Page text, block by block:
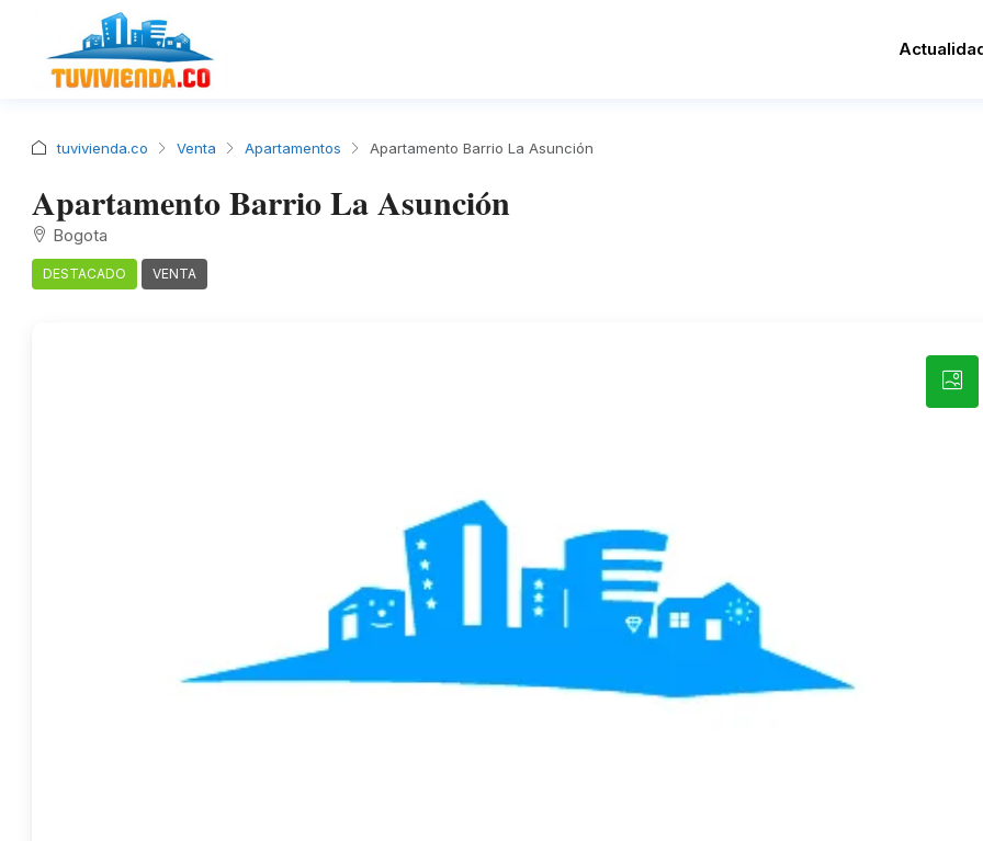
tuvivienda.co Venta Apartamentos Apartamento Barrio La Asunción
Apartamento Barrio La Asunción
Bogota
DESTACADO VENTA